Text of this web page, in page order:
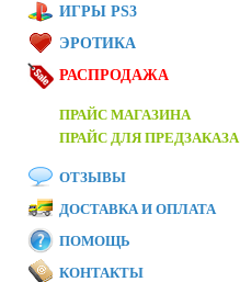
ИГРЫ PS3
ЭРОТИКА
РАСПРОДАЖА
ПРАЙС МАГАЗИНА
ПРАЙС ДЛЯ ПРЕДЗАКАЗА
ОТЗЫВЫ
ДОСТАВКА И ОПЛАТА
ПОМОЩЬ
КОНТАКТЫ